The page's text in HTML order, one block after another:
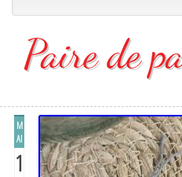
Paire de
M
AI
1